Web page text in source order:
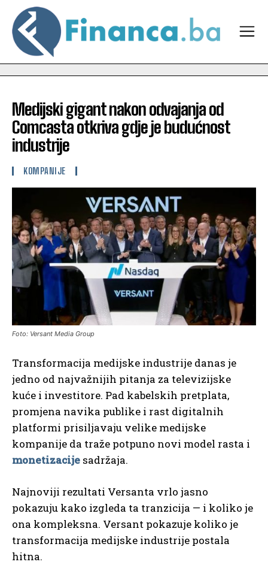
Medijski gigant nakon odvajanja od
Comcasta otkriva gdje je budućnost
industrije
KOMPANIJE
Foto: Versant Media Group
Transformacija medijske industrije danas je
jedno od najvažnijih pitanja za televizijske
kuće i investitore. Pad kabelskih pretplata,
promjena navika publike i rast digitalnih
platformi prisiljavaju velike medijske
kompanije da traže potpuno novi model rasta i
monetizacije sadržaja.
Najnoviji rezultati Versanta vrlo jasno
pokazuju kako izgleda ta tranzicija — i koliko je
ona kompleksna. Versant pokazuje koliko je
transformacija medijske industrije postala
hitna.